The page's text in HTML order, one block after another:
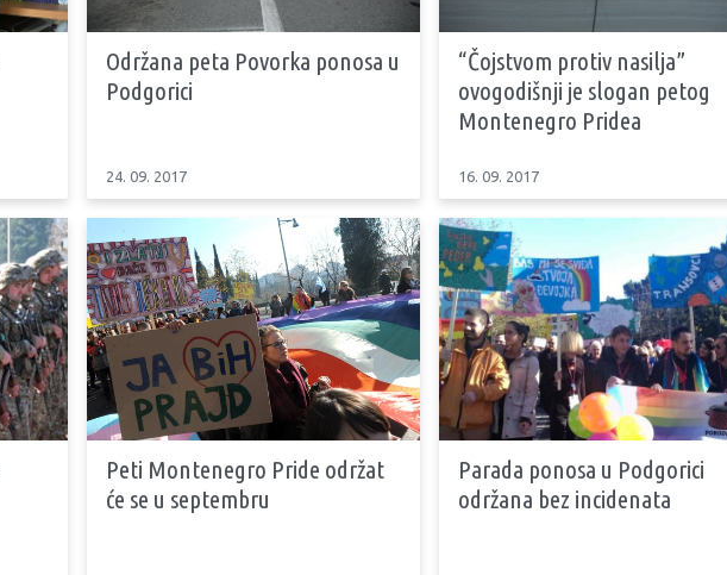
Održana peta Povorka ponosa u
Podgorici
24. 09. 2017
“Čojstvom protiv nasilja”
ovogodišnji je slogan petog
Montenegro Pridea
16. 09. 2017
Peti Montenegro Pride održat
će se u septembru
Parada ponosa u Podgorici
održana bez incidenata